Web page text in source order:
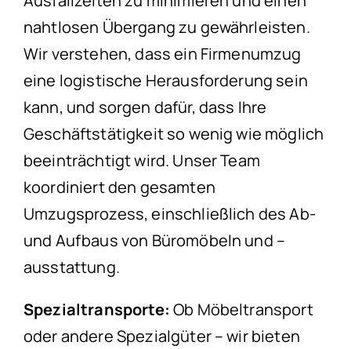
nahtlosen Übergang zu gewährleisten.
Wir verstehen, dass ein Firmenumzug
eine logistische Herausforderung sein
kann, und sorgen dafür, dass Ihre
Geschäftstätigkeit so wenig wie möglich
beeinträchtigt wird. Unser Team
koordiniert den gesamten
Umzugsprozess, einschließlich des Ab-
und Aufbaus von Büromöbeln und –
ausstattung.
Spezialtransporte: Ob Möbeltransport
oder andere Spezialgüter – wir bieten